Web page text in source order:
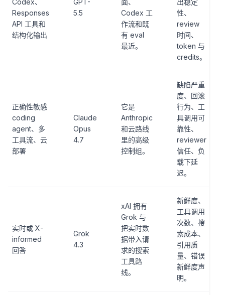
Codex、
Responses
API 工具和
结构化输出
GPT-
5.5
面、
Codex 工
作流和既
有 eval
最近。
出稳定
性、
review
时间、
token 与
credits。
正确性敏感
coding
agent、多
工具流、云
部署
Claude
Opus
4.7
它是
Anthropic
和云路线
里的高级
控制组。
缺陷严重
度、回滚
行为、工
具调用可
靠性、
reviewer
信任、负
载下延
迟。
实时或 X-
informed
回答
Grok
4.3
xAI 拥有
Grok 与
把实时数
据带入请
求的搜索
工具路
线。
新鲜度、
工具调用
次数、搜
索成本、
引用质
量、错误
新鲜度声
明。